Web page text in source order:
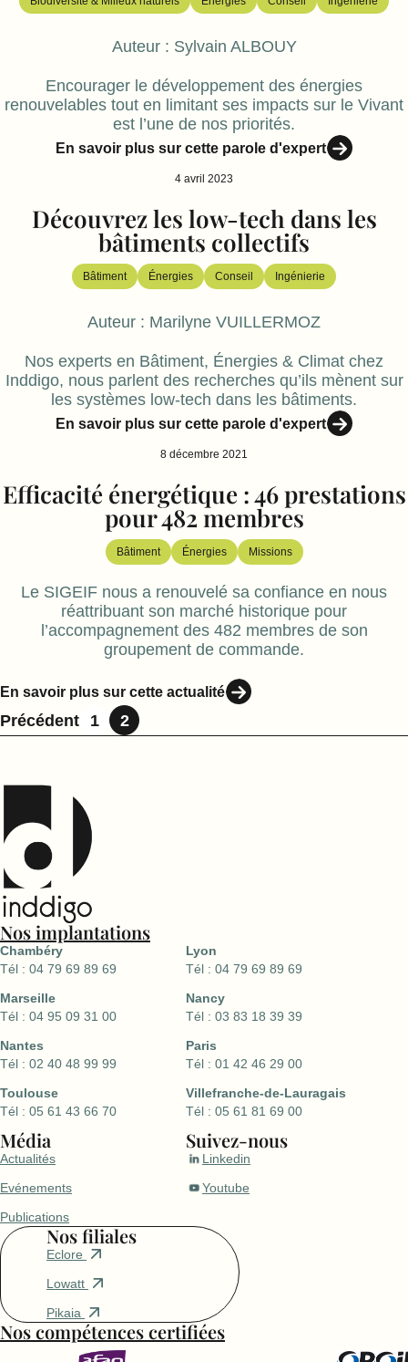
Auteur : Sylvain ALBOUY
Encourager le développement des énergies
renouvelables tout en limitant ses impacts sur le Vivant
est l’une de nos priorités.
En savoir plus sur cette parole d'expert
4 avril 2023
Découvrez les low-tech dans les
bâtiments collectifs
Bâtiment Énergies Conseil Ingénierie
Auteur : Marilyne VUILLERMOZ
Nos experts en Bâtiment, Énergies & Climat chez
Inddigo, nous parlent des recherches qu’ils mènent sur
les systèmes low-tech dans les bâtiments.
En savoir plus sur cette parole d'expert
8 décembre 2021
Efficacité énergétique : 46 prestations
pour 482 membres
Bâtiment Énergies Missions
Le SIGEIF nous a renouvelé sa confiance en nous
réattribuant son marché historique pour
l’accompagnement des 482 membres de son
groupement de commande.
En savoir plus sur cette actualité
Pagination
publications
Précédent 1 2
Nos implantations
Chambéry
Tél : 04 79 69 89 69
Lyon
Tél : 04 79 69 89 69
Marseille
Tél : 04 95 09 31 00
Nancy
Tél : 03 83 18 39 39
Nantes
Tél : 02 40 48 99 99
Paris
Tél : 01 42 46 29 00
Toulouse
Tél : 05 61 43 66 70
Villefranche-de-Lauragais
Tél : 05 61 81 69 00
Média
Actualités
Evénements
Publications
Suivez-nous
Linkedin
Youtube
Nos filiales
Eclore
Lowatt
Pikaia
Nos compétences certifiées